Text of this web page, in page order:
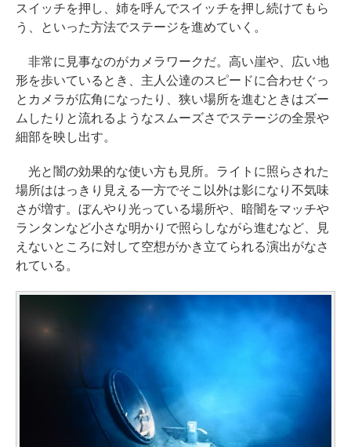
スイッチを押し、姉を呼んでスイッチを押し続けてもら
う、といった方法でステージを進めていく。
非常に見事なのがカメラワークだ。高い崖や、広い地
形を歩いているとき、主人公達のスピードに合わせぐっ
とカメラが広角になったり、狭い場所を進むときはズー
ムしたりと流れるようなスムーズさでステージの全景や
細部を映し出す。
光と闇の効果的な使い方も見所。ライトに照らされた
場所ははっきり見える一方でそこ以外は影になり不気味
さが増す。ぼんやり光っている場所や、暗闇をマッチや
ランタンなど小さな明かりで照らしながら進むなど、見
えないところに対して空想がかき立てられる演出がなさ
れている。